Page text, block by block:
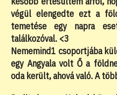
végül elengedte ezt a
temetése egy napra
találkozóval. <3
Nememind1 csoportjába
egy Angyala volt Ő a
oda került, ahová való. A